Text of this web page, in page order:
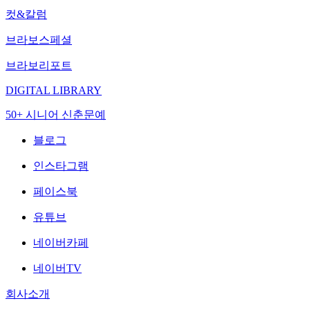
컷&칼럼
브라보스페셜
브라보리포트
DIGITAL LIBRARY
50+ 시니어 신춘문예
블로그
인스타그램
페이스북
유튜브
네이버카페
네이버TV
회사소개